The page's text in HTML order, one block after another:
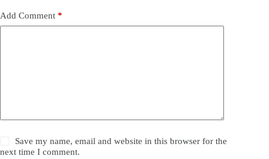
Add Comment *
Save my name, email and website in this browser for the
next time I comment.